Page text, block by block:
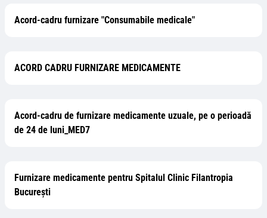
Acord-cadru furnizare "Consumabile medicale"
ACORD CADRU FURNIZARE MEDICAMENTE
Acord-cadru de furnizare medicamente uzuale, pe o perioadă
de 24 de luni_MED7
Furnizare medicamente pentru Spitalul Clinic Filantropia
București